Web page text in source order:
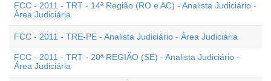
FCC - 2011 - TRT - 14ª Região (RO e AC) - Analista Judiciário -
Área Judiciária
FCC - 2011 - TRE-PE - Analista Judiciário - Área Judiciária
FCC - 2011 - TRT - 20ª REGIÃO (SE) - Analista Judiciário -
Área Judiciária